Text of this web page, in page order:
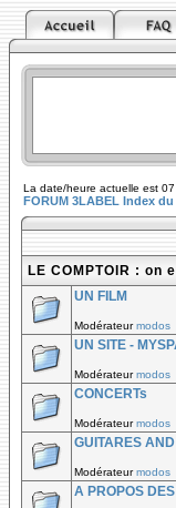
La date/heure actuelle est
FORUM 3LABEL Index
LE COMPTOIR : on
UN FILM
Modérateurmodos
UN SITE -
Modérateurmodos
CONCERTs
Modérateurmodos
GUITARES
Modérateurmodos
A PROPOS